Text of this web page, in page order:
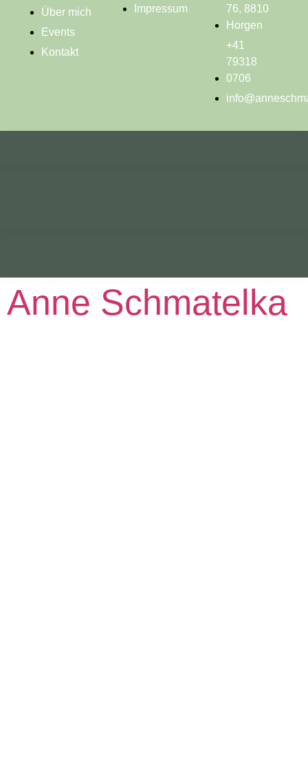
Über mich
Events
Kontakt
Impressum
76, 8810
Horgen
+41
79318
0706
Anne Schmatelka